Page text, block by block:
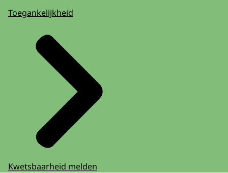
Toegankelijkheid
Kwetsbaarheid melden